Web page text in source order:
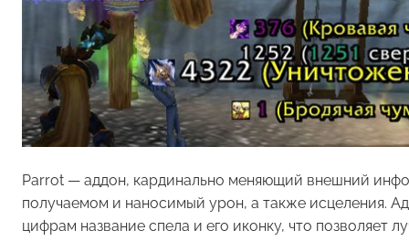
Parrot — аддон, кардинально меняющий внешний
получаемом и наносимый урон, а также исцеления.
цифрам название спела и его иконку, что позволяет